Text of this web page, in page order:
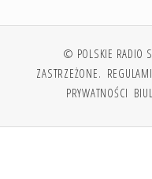
© POLSKIE RADIO
ZASTRZEŻONE.
PRYWATNOŚCI